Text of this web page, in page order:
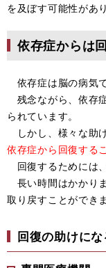
を及ぼす可能性があ
依存症からは
依存症は脳の病気で
残念ながら、依存
られています。
しかし、様々な助
依存症から回復する
回復するためには
長い時間はかかり
取り戻すことができま
回復の助けに